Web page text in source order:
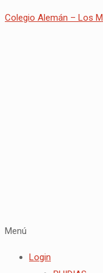
Colegio Alemán – Los
Menú
Login